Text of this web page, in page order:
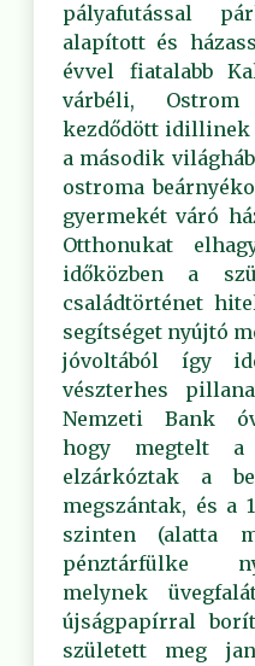
pályafutással
alapított és
évvel fiatalabb
várbéli,
kezdődött idillinek
a második
ostroma
gyermekét váró
Otthonukat
időközben a
családtörténet
segítséget nyújtó
jóvoltából így
vészterhes
Nemzeti Bank
hogy megtelt
elzárkóztak a
megszántak, és a
szinten (alatta
pénztárfülke
melynek
újságpapírral
született meg